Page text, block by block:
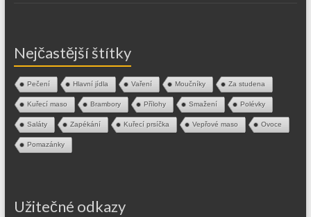
Nejčastější štítky
Pečení Hlavní jídla Vaření Moučníky Za studena
Kuřecí maso Brambory Přílohy Smažení Polévky
Saláty Zapékání Kuřecí prsíčka Vepřové maso Ovoce
Pomazánky
Užitečné odkazy